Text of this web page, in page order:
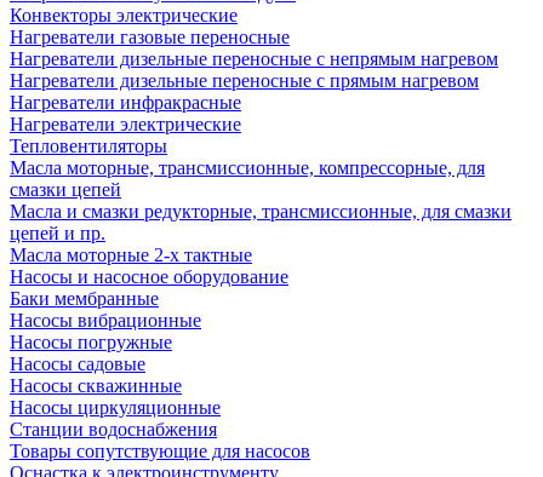
Конвекторы электрические
Нагреватели газовые переносные
Нагреватели дизельные переносные с непрямым нагревом
Нагреватели дизельные переносные с прямым нагревом
Нагреватели инфракрасные
Нагреватели электрические
Тепловентиляторы
Масла моторные, трансмиссионные, компрессорные, для
смазки цепей
Масла и смазки редукторные, трансмиссионные, для смазки
цепей и пр.
Масла моторные 2-х тактные
Насосы и насосное оборудование
Баки мембранные
Насосы вибрационные
Насосы погружные
Насосы садовые
Насосы скважинные
Насосы циркуляционные
Станции водоснабжения
Товары сопутствующие для насосов
Оснастка к электроинструменту